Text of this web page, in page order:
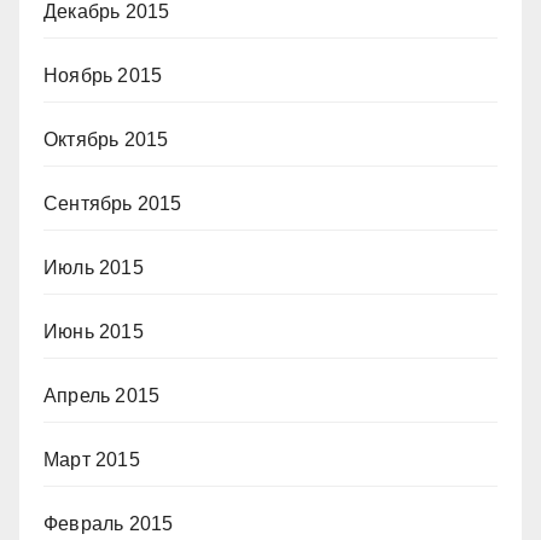
Декабрь 2015
Ноябрь 2015
Октябрь 2015
Сентябрь 2015
Июль 2015
Июнь 2015
Апрель 2015
Март 2015
Февраль 2015